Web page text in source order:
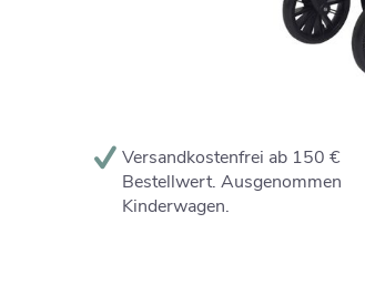
Versandkostenfrei ab 150 €
Bestellwert. Ausgenommen
Kinderwagen.